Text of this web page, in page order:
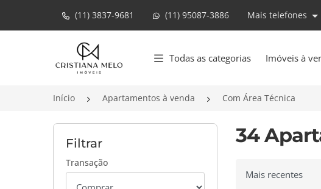
(11) 3837-9681 (11) 95087-3886 Mais telefones
Página inicial
Todas as categorias Imóveis à
Início Apartamentos à venda Com Área Técnica
Filtrar
Transação
34
Ordenar por